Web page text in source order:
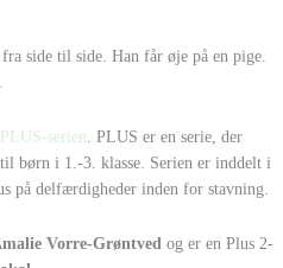
side til side. Han får øje på en pige.
PLUS-serien. PLUS er en serie, der
børn i 1.-3. klasse. Serien er inddelt i
på delfærdigheder inden for stavning.
Vorre-Grøntved og er en Plus 2-